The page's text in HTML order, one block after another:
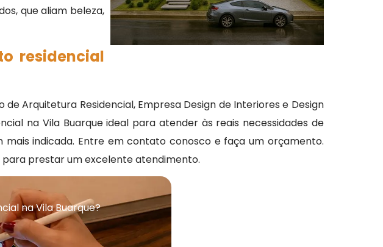
que aliam beleza,
residencial
Arquitetura Residencial, Empresa Design de Interiores e Design
na Vila Buarque ideal para atender às reais necessidades de
indicada. Entre em contato conosco e faça um orçamento.
prestar um excelente atendimento.
na Vila Buarque?